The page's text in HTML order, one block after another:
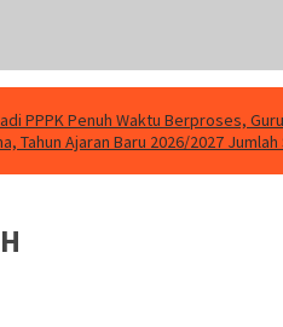
PPPK Penuh Waktu Berproses,
Tahun Ajaran Baru 2026/2027